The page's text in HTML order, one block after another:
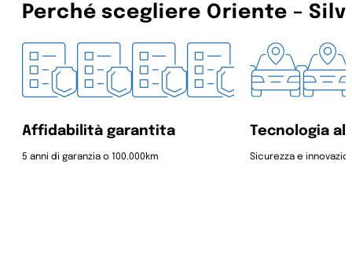
Perché scegliere Oriente – Silvi
Affidabilità garantita
5 anni di garanzia o 100.000km
Tecnologia
Sicurezza e